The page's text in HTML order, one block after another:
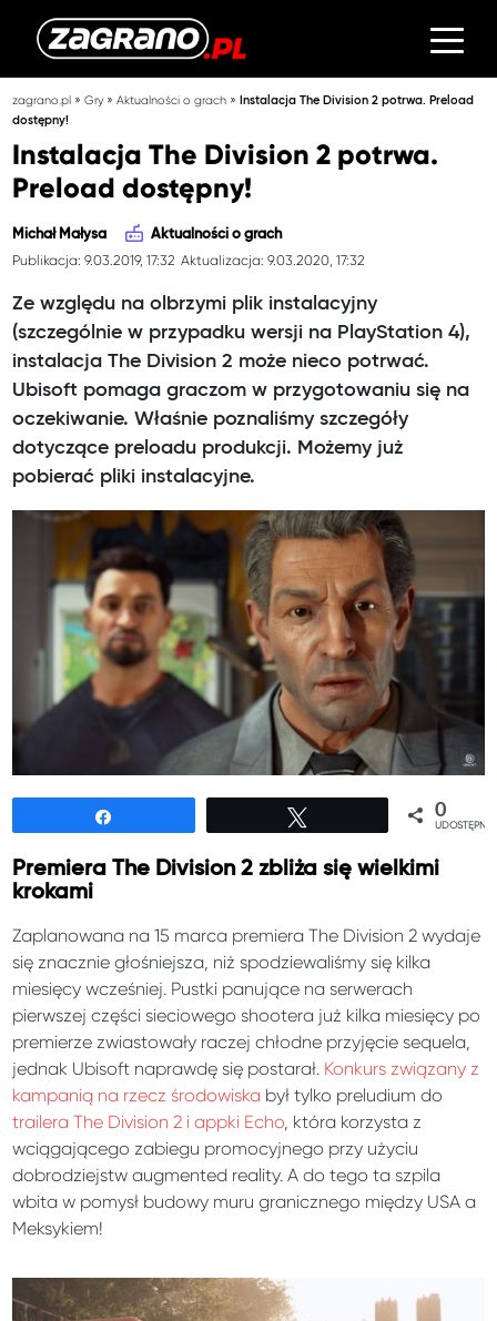
zagrano.pl »Gry»Aktualności o grach » Instalacja The Division 2 potrwa. Preload
dostępny!
Instalacja The Division 2 potrwa.
Preload dostępny!
Michał Małysa Aktualności o grach
Publikacja: 9.03.2019, 17:32 Aktualizacja: 9.03.2020, 17:32
Ze względu na olbrzymi plik instalacyjny
(szczególnie w przypadku wersji na PlayStation 4),
instalacja The Division 2 może nieco potrwać.
Ubisoft pomaga graczom w przygotowaniu się na
oczekiwanie. Właśnie poznaliśmy szczegóły
dotyczące preloadu produkcji. Możemy już
pobierać pliki instalacyjne.
0
Premiera The Division 2 zbliża się wielkimi
krokami
Zaplanowana na 15 marca premiera The Division 2 wydaje
się znacznie głośniejsza, niż spodziewaliśmy się kilka
miesięcy wcześniej. Pustki panujące na serwerach
pierwszej części sieciowego shootera już kilka miesięcy po
premierze zwiastowały raczej chłodne przyjęcie sequela,
jednak Ubisoft naprawdę się postarał. Konkurs związany z
kampanią na rzecz środowiska był tylko preludium do
trailera The Division 2 i appki Echo, która korzysta z
wciągającego zabiegu promocyjnego przy użyciu
dobrodziejstw augmented reality. A do tego ta szpila
wbita w pomysł budowy muru granicznego między USA a
Meksykiem!